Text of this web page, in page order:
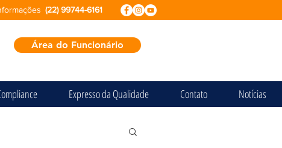
(22) 99744-6161
Área do Funcionário
Expresso da Qualidade Contato Notícias